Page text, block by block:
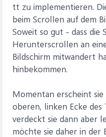
tt zu implementieren.
beim Scrollen auf dem
Soweit so gut - dass die
Herunterscrollen an
Bildschirm mitwandert
hinbekommen.
Momentan erscheint
oberen, linken Ecke
verdeckt sie dann aber
möchte sie daher in der